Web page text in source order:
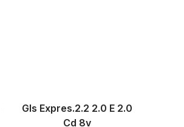
Gls Expres.2.2 2.0 E 2.0
Cd 8v